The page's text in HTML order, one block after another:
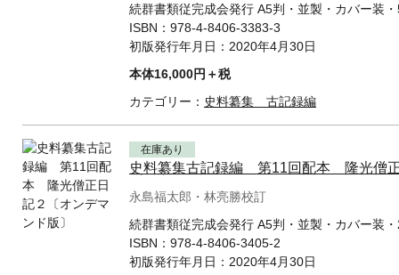
続群書類従完成会発行 A5判・並製・カバー装
ISBN： 978-4-8406-3383-3
初版発行年月日： 2020年4月30日
本体16,000円＋税
カテゴリー： 史料纂集 古記録編
在庫あり
史料纂集古記録編 第11回配本 隆光僧
永島福太郎・林亮勝校訂
続群書類従完成会発行 A5判・並製・カバー装
ISBN： 978-4-8406-3405-2
初版発行年月日： 2020年4月30日